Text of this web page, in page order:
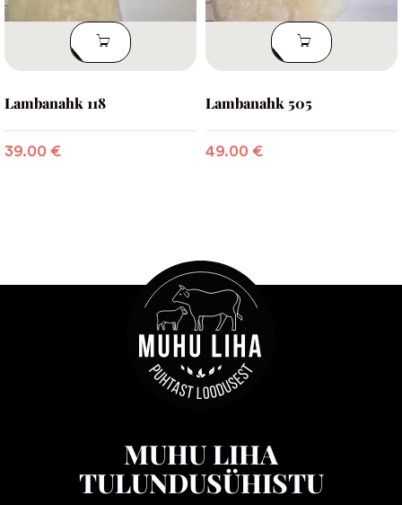
Lambanahk 118
39.00 €
Lambanahk 505
49.00 €
MUHU LIHA
TULUNDUSÜHISTU